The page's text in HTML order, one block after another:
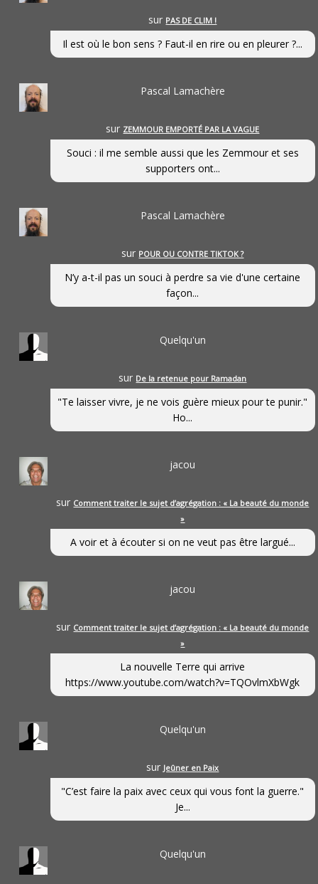
sur PAS DE CLIM !
Il est où le bon sens ? Faut-il en rire ou en pleurer ?...
Pascal Lamachère
sur ZEMMOUR EMPORTÉ PAR LA VAGUE
Souci : il me semble aussi que les Zemmour et ses
supporters ont...
Pascal Lamachère
sur POUR OU CONTRE TIKTOK ?
N’y a-t-il pas un souci à perdre sa vie d'une certaine
façon...
Quelqu'un
sur De la retenue pour Ramadan
"Te laisser vivre, je ne vois guère mieux pour te punir."
Ho...
jacou
sur Comment traiter le sujet d’agrégation : « La beauté du monde
»
A voir et à écouter si on ne veut pas être largué...
jacou
sur Comment traiter le sujet d’agrégation : « La beauté du monde
»
La nouvelle Terre qui arrive
https://www.youtube.com/watch?v=TQOvlmXbWgk
Quelqu'un
sur Jeûner en Paix
"C’est faire la paix avec ceux qui vous font la guerre."
Je...
Quelqu'un